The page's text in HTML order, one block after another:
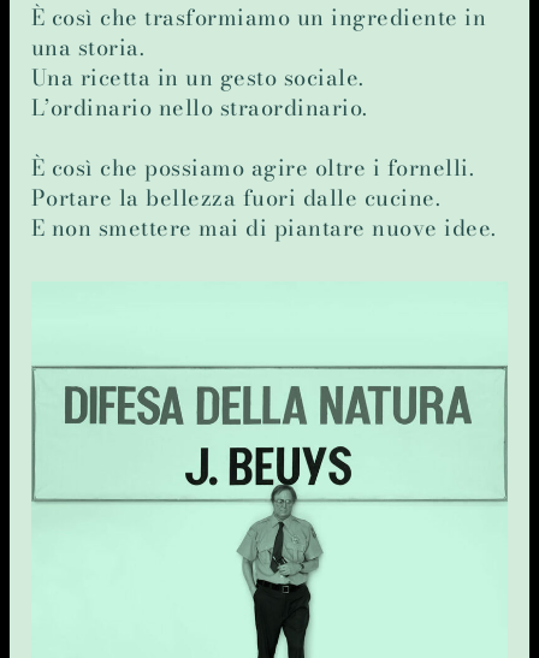
È così che trasformiamo un ingrediente in
una storia.
Una ricetta in un gesto sociale.
L’ordinario nello straordinario.
È così che possiamo agire oltre i fornelli.
Portare la bellezza fuori dalle cucine.
E non smettere mai di piantare nuove idee.